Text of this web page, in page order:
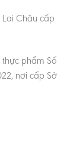
Lai Châu cấp
phẩm Số
nơi cấp Sở